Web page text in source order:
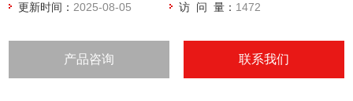
更新时间： 2025-08-05 访 问 量： 1472
产品咨询 联系我们